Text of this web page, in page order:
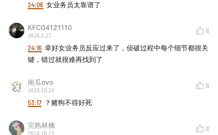
24:06 女业务员太靠谱了
KFC04121110
2026.1.27
8
24:16 幸好女业务员反应过来了，侦破过程中每个细节都很关
键，错过就很难再找到了
南瓜ovo
2024.10.24
8
53:17 ？赌狗不得好死
完熟林檎
2024.10.23
8